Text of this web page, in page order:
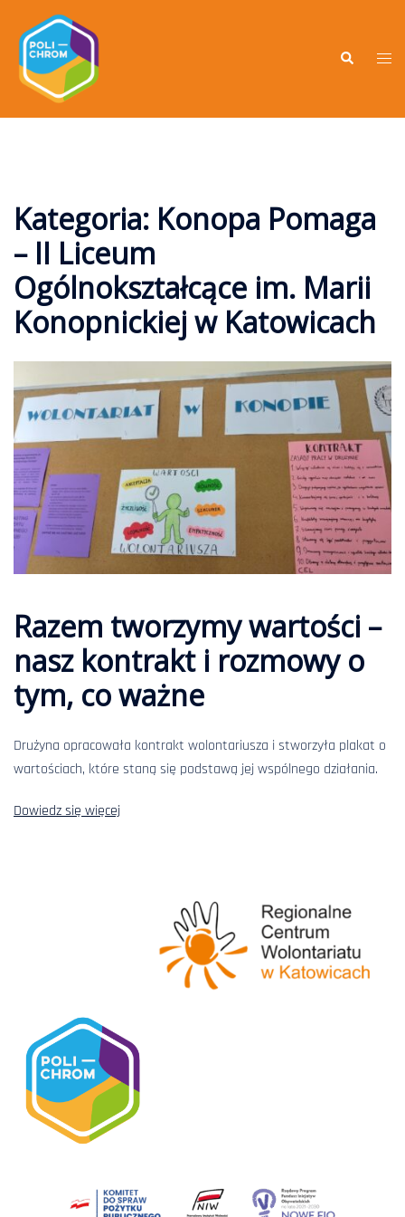
Kategoria: Konopa Pomaga
– II Liceum
Ogólnokształcące im. Marii
Konopnickiej w Katowicach
Razem tworzymy wartości –
nasz kontrakt i rozmowy o
tym, co ważne
Drużyna opracowała kontrakt wolontariusza i stworzyła plakat o
wartościach, które staną się podstawą jej wspólnego działania.
Dowiedz się więcej